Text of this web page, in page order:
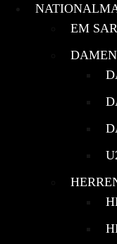
EM
DAMEN